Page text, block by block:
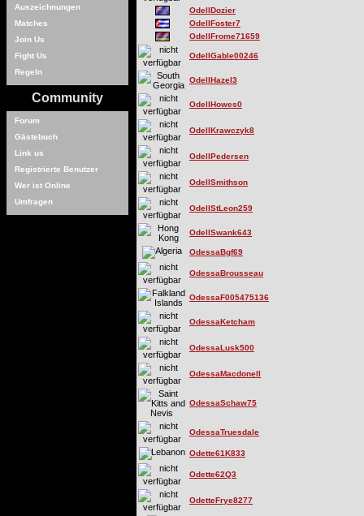
Auszeichnungen
Matches
Join Us
Fight Us
Regeln
Community
Forum
Gästebuch
Link us
Registrierte Benutzer
Wer ist Online
Umfragen
OdellDozier
OdellFoster7
OdellFrome71659
OdellGable00246
OdellHazel3
OdellHowes0
OdellKrawczyk8
OdellPedersen
OdellSmithson
OdellStLeon259
OdellSwank643
OdessaBgf69
OdessaBrousseau
OdessaF005475136
OdessaKetcham
OdessaLusk500
OdessaMacdonell
OdessaSchaw75
OdessaTruesdale
Odette61K833
Odette62Q3
OdetteFrye8277